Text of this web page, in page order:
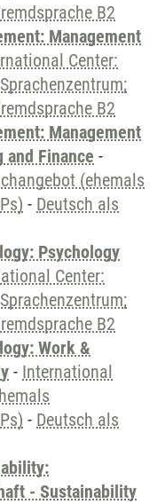
B2
Management
Center:
B2
Management
and Finance -
(ehemals
- Deutsch als
Psychology
Center:
B2
Work &
- International
- Deutsch als
- Sustainability